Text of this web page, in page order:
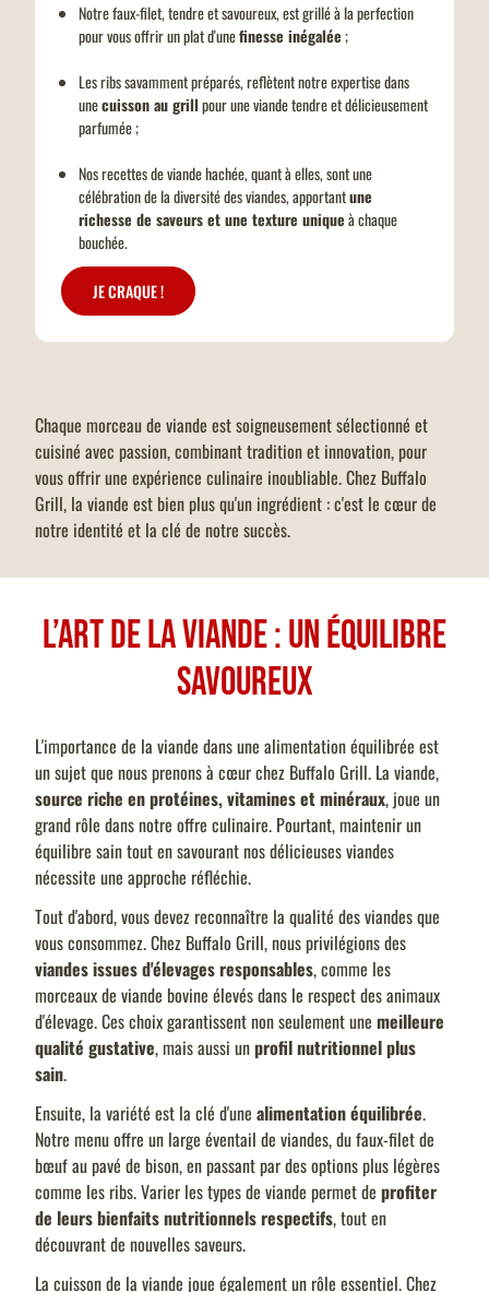
Notre faux-filet, tendre et savoureux, est grillé à la perfection
pour vous offrir un plat d'unefinesse inégalée;
Les ribs savamment préparés, reflètent notre expertise dans
unecuisson au grillpour une viande tendre et délicieusement
parfumée ;
Nos recettes de viande hachée, quant à elles, sont une
célébration de la diversité des viandes, apportantune
richesse de saveurs et une texture uniqueà chaque
bouchée.
JE CRAQUE !
Chaque morceau de viande est soigneusement sélectionné et
cuisiné avec passion, combinant tradition et innovation, pour
vous offrir une expérience culinaire inoubliable. Chez Buffalo
Grill, la viande est bien plus qu'un ingrédient : c'est le cœur de
notre identité et la clé de notre succès.
L’art de la viande : Un équilibre
savoureux
L'importance de la viande dans une alimentation équilibrée est
un sujet que nous prenons à cœur chez Buffalo Grill. La viande,
source riche en protéines, vitamines et minéraux, joue un
grand rôle dans notre offre culinaire. Pourtant, maintenir un
équilibre sain tout en savourant nos délicieuses viandes
nécessite une approche réfléchie.
Tout d'abord, vous devez reconnaître la qualité des viandes que
vous consommez. Chez Buffalo Grill, nous privilégions des
viandes issues d'élevages responsables, comme les
morceaux de viande bovine élevés dans le respect des animaux
d'élevage. Ces choix garantissent non seulement une meilleure
qualité gustative, mais aussi unprofil nutritionnel plus
sain.
Ensuite, la variété est la clé d'une alimentation équilibrée.
Notre menu offre un large éventail de viandes, du faux-filet de
bœuf au pavé de bison, en passant par des options plus légères
comme les ribs. Varier les types de viande permet de profiter
de leurs bienfaits nutritionnels respectifs, tout en
découvrant de nouvelles saveurs.
La cuisson de la viande joue également un rôle essentiel. Chez